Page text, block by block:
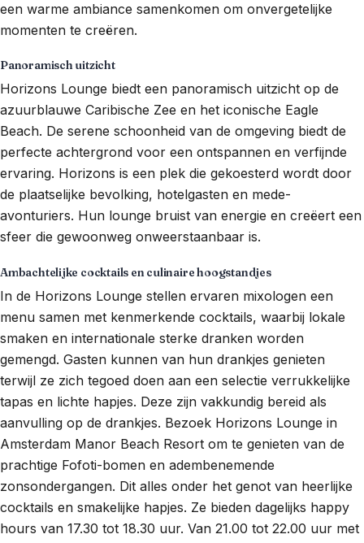
een warme ambiance samenkomen om onvergetelijke
momenten te creëren.
Panoramisch uitzicht
Horizons Lounge biedt een panoramisch uitzicht op de
azuurblauwe Caribische Zee en het iconische Eagle
Beach. De serene schoonheid van de omgeving biedt de
perfecte achtergrond voor een ontspannen en verfijnde
ervaring. Horizons is een plek die gekoesterd wordt door
de plaatselijke bevolking, hotelgasten en mede-
avonturiers. Hun lounge bruist van energie en creëert een
sfeer die gewoonweg onweerstaanbaar is.
Ambachtelijke cocktails en culinaire hoogstandjes
In de Horizons Lounge stellen ervaren mixologen een
menu samen met kenmerkende cocktails, waarbij lokale
smaken en internationale sterke dranken worden
gemengd. Gasten kunnen van hun drankjes genieten
terwijl ze zich tegoed doen aan een selectie verrukkelijke
tapas en lichte hapjes. Deze zijn vakkundig bereid als
aanvulling op de drankjes. Bezoek Horizons Lounge in
Amsterdam Manor Beach Resort om te genieten van de
prachtige Fofoti-bomen en adembenemende
zonsondergangen. Dit alles onder het genot van heerlijke
cocktails en smakelijke hapjes. Ze bieden dagelijks happy
hours van 17.30 tot 18.30 uur. Van 21.00 tot 22.00 uur met